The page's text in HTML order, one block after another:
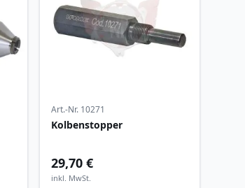
Art.-Nr. 10271
Kolbenstopper
29,70 €
inkl. MwSt.